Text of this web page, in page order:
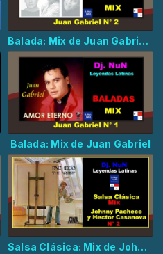
Balada: Mix de Juan Gabriel N° 2
Balada: Mix de Juan Gabriel
Salsa Clásica: Mix de Johnny Pacheco y Hector Casanova N° 2